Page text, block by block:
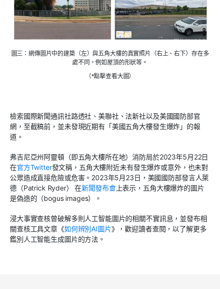
圖三：網傳圖片中的建築（左）與五角大樓的真實照片（右上、右下）存在多
處不同，例如屋頂的形狀等。
（*點擊查看大圖）
檢索國際新聞通訊社路透社、美聯社、法新社以及美國國防部官
網，至截稿前，並未發現近期有「美國五角大樓發生爆炸」的報
道。
弗吉尼亞州阿靈頓（即五角大樓所在地）消防局於2023年5月22日
在官方Twitter發文稱，五角大樓附近未有發生爆炸或意外，也未對
公眾造成直接危險或危害。 2023年5月23日，美國國防部發言人萊
德（Patrick Ryder） 在新聞發布會上表示，五角大樓爆炸的圖片
是偽造的（bogus images）。
浸大事實查核曾破解多則人工智能圖片的相關不實訊息，並發布相
關查核工具文章《如何辨別AI圖片》，歡迎讀者查閱，以了解更多
鑑別人工智能生成圖片的方法。